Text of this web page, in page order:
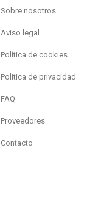
Sobre nosotros
Aviso legal
Política de cookies
Politica de privacidad
FAQ
Proveedores
Contacto